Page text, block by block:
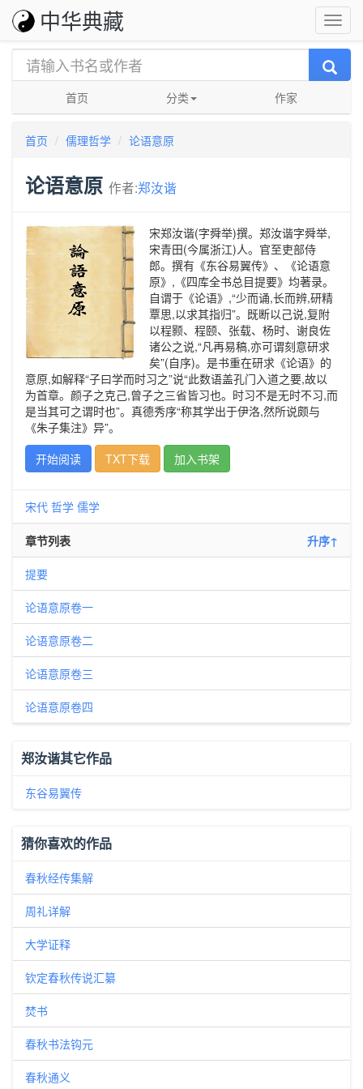
中华典藏
首页 分类 作家
首页 儒理哲学 论语意原
论语意原 作者:郑汝谐
宋郑汝谐(字舜举)撰。郑汝谐字舜举,
宋青田(今属浙江)人。官至吏部侍
郎。撰有《东谷易翼传》、《论语意
原》,《四库全书总目提要》均著录。
自谓于《论语》,“少而诵,长而辨,研精
覃思,以求其指归”。既断以己说,复附
以程颢、程颐、张载、杨时、谢良佐
诸公之说,“凡再易稿,亦可谓刻意研求
矣”(自序)。是书重在研求《论语》的
意原,如解释“子曰学而时习之”说“此数语盖孔门入道之要,故以
为首章。颜子之克己,曾子之三省皆习也。时习不是无时不习,而
是当其可之谓时也”。真德秀序“称其学出于伊洛,然所说颇与
《朱子集注》异”。
开始阅读
TXT下载 加入书架
宋代 哲学 儒学
章节列表 升序↑
提要
论语意原卷一
论语意原卷二
论语意原卷三
论语意原卷四
郑汝谐其它作品
东谷易翼传
猜你喜欢的作品
春秋经传集解
周礼详解
大学证释
钦定春秋传说汇纂
焚书
春秋书法钩元
春秋通义